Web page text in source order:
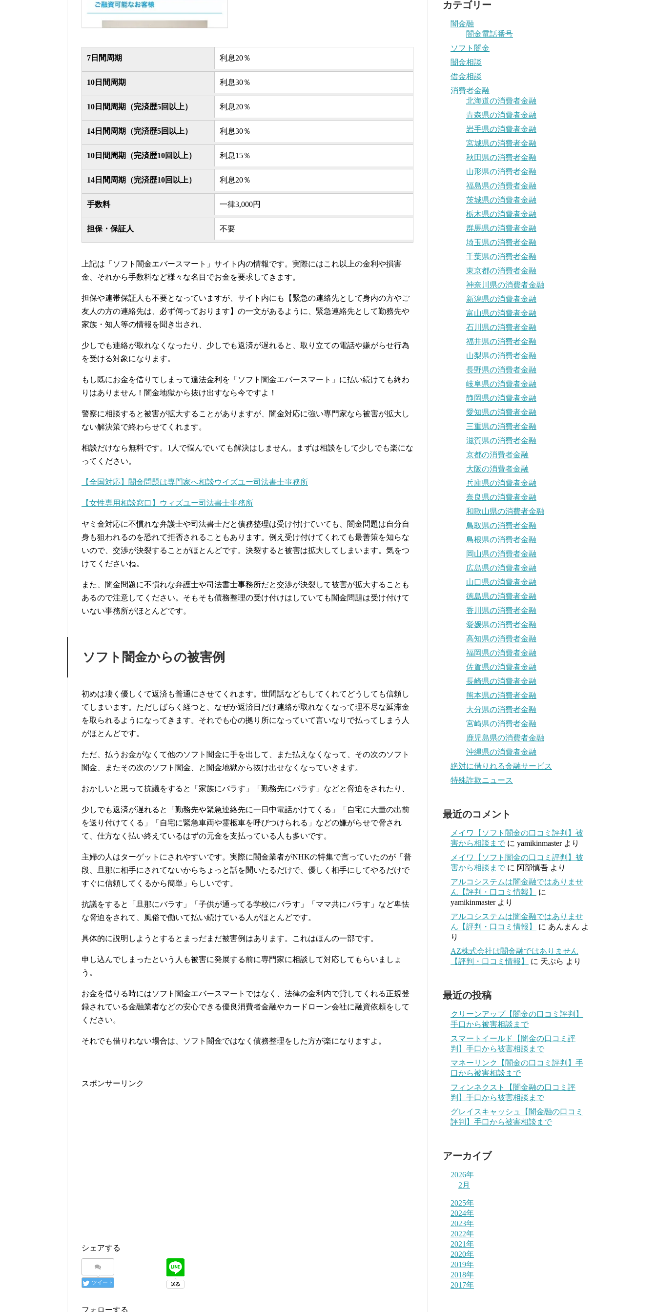
7日間周期 利息20％
10日間周期 利息30％
10日間周期（完済歴5回以上） 利息20％
14日間周期（完済歴5回以上） 利息30％
10日間周期（完済歴10回以上） 利息15％
14日間周期（完済歴10回以上） 利息20％
手数料 一律3,000円
担保・保証人 不要
上記は「ソフト闇金エバースマート」サイト内の情報です。実際にはこれ以上の金利や損害
金、それから手数料など様々な名目でお金を要求してきます。
担保や連帯保証人も不要となっていますが、サイト内にも【緊急の連絡先として身内の方やご
友人の方の連絡先は、必ず伺っております】の一文があるように、緊急連絡先として勤務先や
家族・知人等の情報を聞き出され、
少しでも連絡が取れなくなったり、少しでも返済が遅れると、取り立ての電話や嫌がらせ行為
を受ける対象になります。
もし既にお金を借りてしまって違法金利を「ソフト闇金エバースマート」に払い続けても終わ
りはありません！闇金地獄から抜け出すなら今ですよ！
警察に相談すると被害が拡大することがありますが、闇金対応に強い専門家なら被害が拡大し
ない解決策で終わらせてくれます。
相談だけなら無料です。1人で悩んでいても解決はしません。まずは相談をして少しでも楽にな
ってください。
【全国対応】闇金問題は専門家へ相談ウイズユー司法書士事務所
【女性専用相談窓口】ウィズユー司法書士事務所
ヤミ金対応に不慣れな弁護士や司法書士だと債務整理は受け付けていても、闇金問題は自分自
身も狙われるのを恐れて拒否されることもあります。例え受け付けてくれても最善策を知らな
いので、交渉が決裂することがほとんどです。決裂すると被害は拡大してしまいます。気をつ
けてくださいね。
また、闇金問題に不慣れな弁護士や司法書士事務所だと交渉が決裂して被害が拡大することも
あるので注意してください。そもそも債務整理の受け付けはしていても闇金問題は受け付けて
いない事務所がほとんどです。
ソフト闇金からの被害例
初めは凄く優しくて返済も普通にさせてくれます。世間話などもしてくれてどうしても信頼し
てしまいます。ただしばらく経つと、なぜか返済日だけ連絡が取れなくなって理不尽な延滞金
を取られるようになってきます。それでも心の拠り所になっていて言いなりで払ってしまう人
がほとんどです。
ただ、払うお金がなくて他のソフト闇金に手を出して、また払えなくなって、その次のソフト
闇金、またその次のソフト闇金、と闇金地獄から抜け出せなくなっていきます。
おかしいと思って抗議をすると「家族にバラす」「勤務先にバラす」などと脅迫をされたり、
少しでも返済が遅れると「勤務先や緊急連絡先に一日中電話かけてくる」「自宅に大量の出前
を送り付けてくる」「自宅に緊急車両や霊柩車を呼びつけられる」などの嫌がらせで脅され
て、仕方なく払い終えているはずの元金を支払っている人も多いです。
主婦の人はターゲットにされやすいです。実際に闇金業者がNHKの特集で言っていたのが「普
段、旦那に相手にされてないからちょっと話を聞いたるだけで、優しく相手にしてやるだけで
すぐに信頼してくるから簡単」らしいです。
抗議をすると「旦那にバラす」「子供が通ってる学校にバラす」「ママ共にバラす」など卑怯
な脅迫をされて、風俗で働いて払い続けている人がほとんどです。
具体的に説明しようとするとまっだまだ被害例はあります。これはほんの一部です。
申し込んでしまったという人も被害に発展する前に専門家に相談して対応してもらいましょ
う。
お金を借りる時にはソフト闇金エバースマートではなく、法律の金利内で貸してくれる正規登
録されている金融業者などの安心できる優良消費者金融やカードローン会社に融資依頼をして
ください。
それでも借りれない場合は、ソフト闇金ではなく債務整理をした方が楽になりますよ。
スポンサーリンク
シェアする
ツイート
フォローする
カテゴリー
闇金融
闇金電話番号
ソフト闇金
闇金相談
借金相談
消費者金融
北海道の消費者金融
青森県の消費者金融
岩手県の消費者金融
宮城県の消費者金融
秋田県の消費者金融
山形県の消費者金融
福島県の消費者金融
茨城県の消費者金融
栃木県の消費者金融
群馬県の消費者金融
埼玉県の消費者金融
千葉県の消費者金融
東京都の消費者金融
神奈川県の消費者金融
新潟県の消費者金融
富山県の消費者金融
石川県の消費者金融
福井県の消費者金融
山梨県の消費者金融
長野県の消費者金融
岐阜県の消費者金融
静岡県の消費者金融
愛知県の消費者金融
三重県の消費者金融
滋賀県の消費者金融
京都の消費者金融
大阪の消費者金融
兵庫県の消費者金融
奈良県の消費者金融
和歌山県の消費者金融
鳥取県の消費者金融
島根県の消費者金融
岡山県の消費者金融
広島県の消費者金融
山口県の消費者金融
徳島県の消費者金融
香川県の消費者金融
愛媛県の消費者金融
高知県の消費者金融
福岡県の消費者金融
佐賀県の消費者金融
長崎県の消費者金融
熊本県の消費者金融
大分県の消費者金融
宮崎県の消費者金融
鹿児島県の消費者金融
沖縄県の消費者金融
絶対に借りれる金融サービス
特殊詐欺ニュース
最近のコメント
メイワ【ソフト闇金の口コミ評判】被
害から相談まで に yamikinmasterより
メイワ【ソフト闇金の口コミ評判】被
害から相談まで に 阿部慎吾 より
アルコシステムは闇金融ではありませ
ん【評判・口コミ情報】
に
yamikinmasterより
アルコシステムは闇金融ではありませ
ん【評判・口コミ情報】
に あんまん よ
り
AZ株式会社は闇金融ではありません
【評判・口コミ情報】
に 天ぷら より
最近の投稿
クリーンアップ【闇金の口コミ評判】
手口から被害相談まで
スマートイールド【闇金の口コミ評
判】手口から被害相談まで
マネーリンク【闇金の口コミ評判】手
口から被害相談まで
フィンネクスト【闇金融の口コミ評
判】手口から被害相談まで
グレイスキャッシュ【闇金融の口コミ
評判】手口から被害相談まで
アーカイブ
2026年
2月
2025年
2024年
2023年
2022年
2021年
2020年
2019年
2018年
2017年